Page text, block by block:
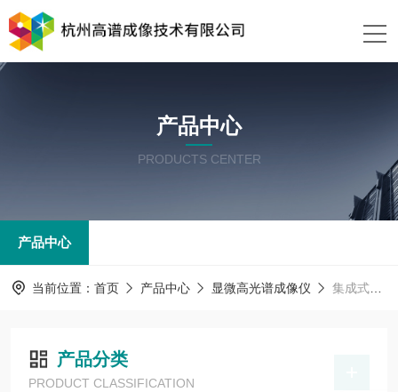
产品中心
PRODUCTS CENTER
产品中心
当前位置： 首页 产品中心 显微高光谱成像仪 集成式高光谱成像仪
产品分类
PRODUCT CLASSIFICATION